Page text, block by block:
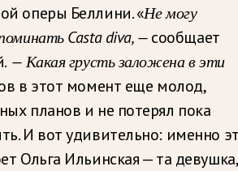
оперы Беллини. «Не могу
Casta diva, —сообщает
— Какая грусть заложена в эти
в этот момент еще молод,
планов и не потерял пока
И вот удивительно: именно
Ольга Ильинская — та девушка,